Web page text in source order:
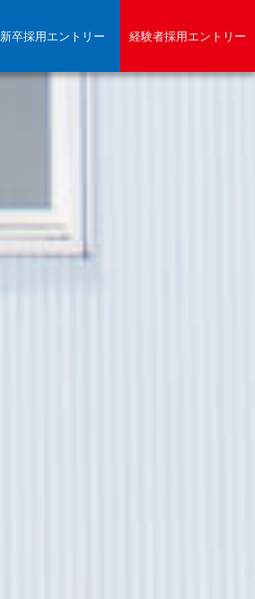
新卒採用エントリー 経験者採用エントリー